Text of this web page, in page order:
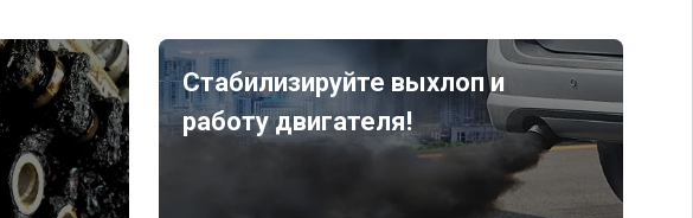
Стабилизируйте выхлоп и
работу двигателя!